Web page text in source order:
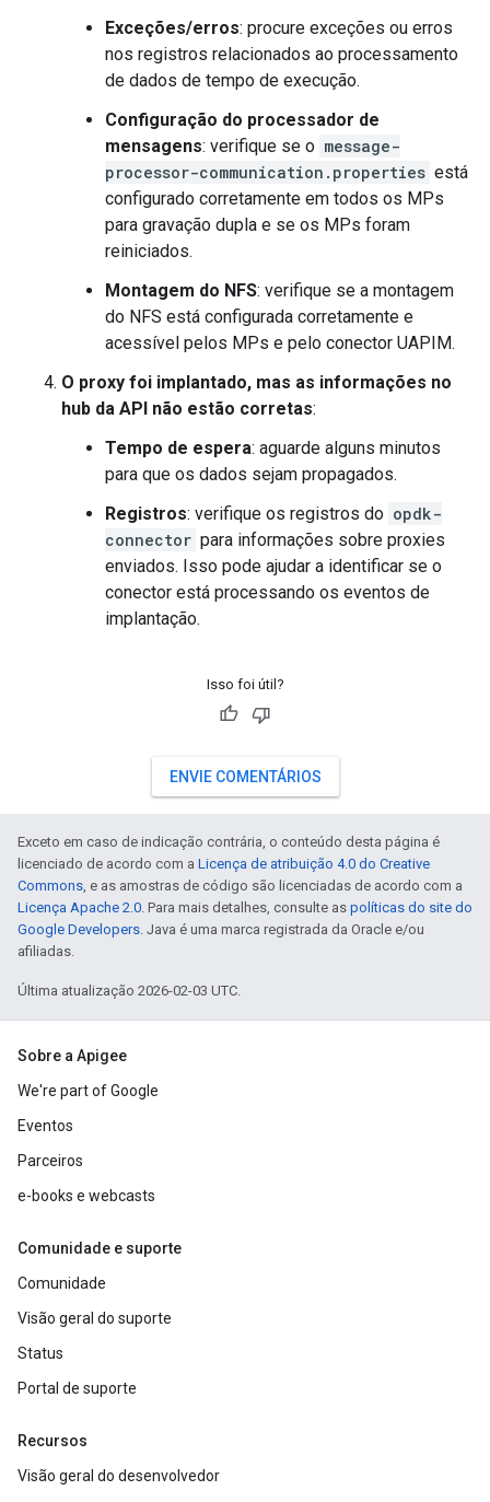
Exceções/erros: procure exceções ou erros
nos registros relacionados ao processamento
de dados de tempo de execução.
Configuração do processador de
mensagens: verifique se o message-
processor-communication.properties está
configurado corretamente em todos os MPs
para gravação dupla e se os MPs foram
reiniciados.
Montagem do NFS: verifique se a montagem
do NFS está configurada corretamente e
acessível pelos MPs e pelo conector UAPIM.
O proxy foi implantado, mas as informações no
hub da API não estão corretas:
Tempo de espera: aguarde alguns minutos
para que os dados sejam propagados.
Registros: verifique os registros do opdk-
connector para informações sobre proxies
enviados. Isso pode ajudar a identificar se o
conector está processando os eventos de
implantação.
Isso foi útil?
ENVIE COMENTÁRIOS
Exceto em caso de indicação contrária, o conteúdo desta página é
licenciado de acordo com a Licença de atribuição 4.0 do Creative
Commons, e as amostras de código são licenciadas de acordo com a
Licença Apache 2.0. Para mais detalhes, consulte as políticas do site do
Google Developers. Java é uma marca registrada da Oracle e/ou
afiliadas.
Última atualização 2026-02-03 UTC.
Sobre a Apigee
We're part of Google
Eventos
Parceiros
e-books e webcasts
Comunidade e suporte
Comunidade
Visão geral do suporte
Status
Portal de suporte
Recursos
Visão geral do desenvolvedor